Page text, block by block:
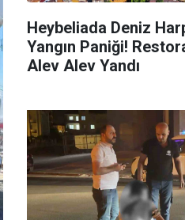
Heybeliada Deniz
Yangın Paniği!
Alev Alev Yandı